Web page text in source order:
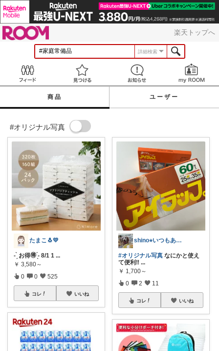
楽天トップへ
詳細検索
見つける お知らせ
商品 ユーザー
#オリジナル写真
たまこ🐧💛
- ̗̀ お得🉐 ̖́- 8/1 1 ...
￥ 3,580～
0 0 525
コレ いいね
shino⭐︎いつもありがとう🐶🐾
#オリジナル写真 なにかと使え
て便利‼︎ ...
￥ 1,700～
0 2 11
コレ いいね